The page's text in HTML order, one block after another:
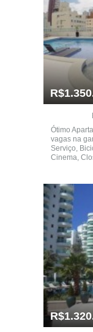
Ótimo
vagas na
Serviço,
Cinema,